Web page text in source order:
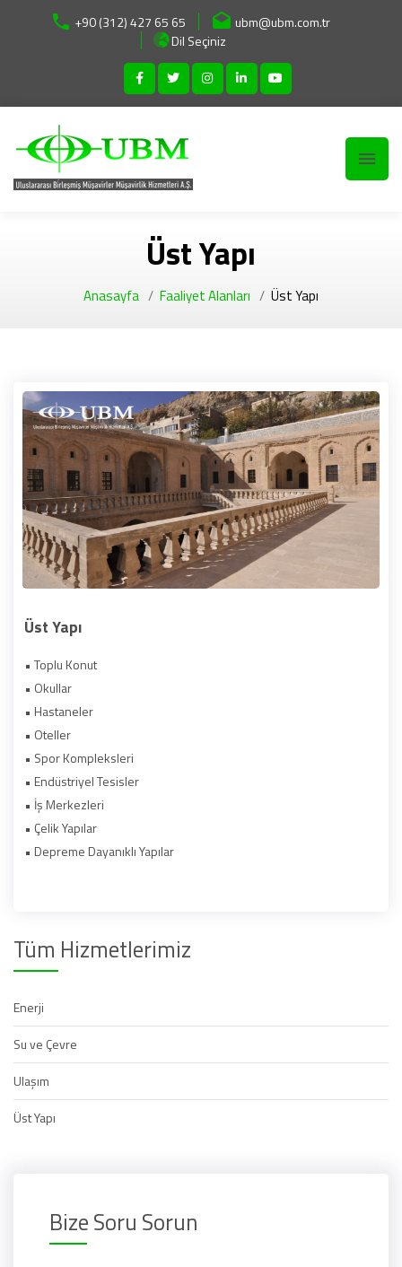
+90 (312) 427 65 65
ubm@ubm.com.tr
Dil Seçiniz
Üst Yapı
Anasayfa Faaliyet Alanları Üst Yapı
Üst Yapı
• Toplu Konut
• Okullar
• Hastaneler
• Oteller
• Spor Kompleksleri
• Endüstriyel Tesisler
• İş Merkezleri
• Çelik Yapılar
• Depreme Dayanıklı Yapılar
Tüm Hizmetlerimiz
Enerji
Su ve Çevre
Ulaşım
Üst Yapı
Bize Soru Sorun